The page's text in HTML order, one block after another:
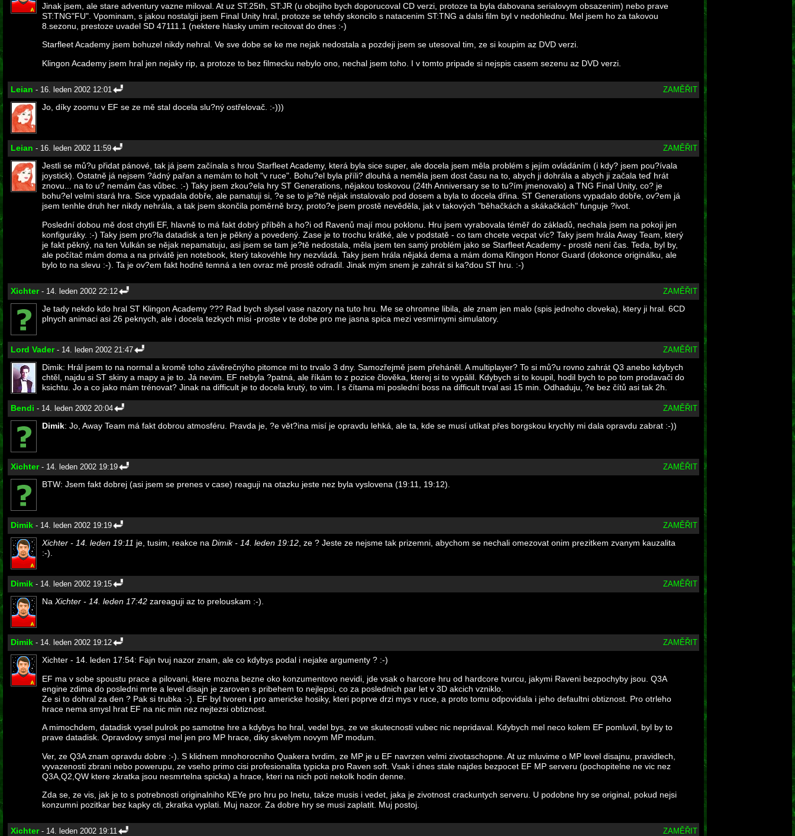
Jinak jsem, ale stare adventury vazne miloval. At uz ST:25th, ST:JR (u obojiho bych doporucoval CD verzi, protoze ta byla dabovana serialovym obsazenim) nebo prave
ST:TNG"FU". Vpominam, s jakou nostalgii jsem Final Unity hral, protoze se tehdy skoncilo s natacenim ST:TNG a dalsi film byl v nedohlednu. Mel jsem ho za takovou
8.sezonu, prestoze uvadel SD 47111.1 (nektere hlasky umim recitovat do dnes :-)
Starfleet Academy jsem bohuzel nikdy nehral. Ve sve dobe se ke me nejak nedostala a pozdeji jsem se utesoval tim, ze si koupim az DVD verzi.
Klingon Academy jsem hral jen nejaky rip, a protoze to bez filmecku nebylo ono, nechal jsem toho. I v tomto pripade si nejspis casem sezenu az DVD verzi.
Leian - 16. leden 2002 12:01 ZAMĚŘIT
Jo, díky zoomu v EF se ze mě stal docela slu?ný ostřelovač. :-)))
Leian - 16. leden 2002 11:59 ZAMĚŘIT
Jestli se mů?u přidat pánové, tak já jsem začínala s hrou Starfleet Academy, která byla sice super, ale docela jsem měla problém s jejím ovládáním (i kdy? jsem pou?ívala
joystick). Ostatně já nejsem ?ádný pařan a nemám to holt "v ruce". Bohu?el byla příli? dlouhá a neměla jsem dost času na to, abych ji dohrála a abych ji začala teď hrát
znovu... na to u? nemám čas vůbec. :-) Taky jsem zkou?ela hry ST Generations, nějakou toskovou (24th Anniversary se to tu?ím jmenovalo) a TNG Final Unity, co? je
bohu?el velmi stará hra. Sice vypadala dobře, ale pamatuji si, ?e se to je?tě nějak instalovalo pod dosem a byla to docela dřina. ST Generations vypadalo dobře, ov?em já
jsem tenhle druh her nikdy nehrála, a tak jsem skončila poměrně brzy, proto?e jsem prostě nevěděla, jak v takových "běhačkách a skákačkách" funguje ?ivot.
Poslední dobou mě dost chytli EF, hlavně to má fakt dobrý příběh a ho?i od Ravenů mají mou poklonu. Hru jsem vyrabovala téměř do základů, nechala jsem na pokoji jen
konfiguráky. :-) Taky jsem pro?la datadisk a ten je pěkný a povedený. Zase je to trochu krátké, ale v podstatě - co tam chcete vecpat víc? Taky jsem hrála Away Team, který
je fakt pěkný, na ten Vulkán se nějak nepamatuju, asi jsem se tam je?tě nedostala, měla jsem ten samý problém jako se Starfleet Academy - prostě není čas. Teda, byl by,
ale počítač mám doma a na privátě jen notebook, který takovéhle hry nezvládá. Taky jsem hrála nějaká dema a mám doma Klingon Honor Guard (dokonce originálku, ale
bylo to na slevu :-). Ta je ov?em fakt hodně temná a ten ovraz mě prostě odradil. Jinak mým snem je zahrát si ka?dou ST hru. :-)
Xichter- 14. leden 2002 22:12 ZAMĚŘIT
Je tady nekdo kdo hral ST Klingon Academy ??? Rad bych slysel vase nazory na tuto hru. Me se ohromne libila, ale znam jen malo (spis jednoho cloveka), ktery ji hral. 6CD
plnych animaci asi 26 peknych, ale i docela tezkych misi -proste v te dobe pro me jasna spica mezi vesmirnymi simulatory.
Lord Vader- 14. leden 2002 21:47 ZAMĚŘIT
Dimik: Hrál jsem to na normal a kromě toho závěrečnýho pitomce mi to trvalo 3 dny. Samozřejmě jsem přeháněl. A multiplayer? To si mů?u rovno zahrát Q3 anebo kdybych
chtěl, najdu si ST skiny a mapy a je to. Já nevim. EF nebyla ?patná, ale říkám to z pozice člověka, kterej si to vypálil. Kdybych si to koupil, hodil bych to po tom prodavači do
ksichtu. Jo a co jako mám trénovat? Jinak na difficult je to docela krutý, to vim. I s čítama mi poslední boss na difficult trval asi 15 min. Odhaduju, ?e bez čítů asi tak 2h.
Bendi - 14. leden 2002 20:04 ZAMĚŘIT
Dimik: Jo, Away Team má fakt dobrou atmosféru. Pravda je, ?e vět?ina misí je opravdu lehká, ale ta, kde se musí utíkat přes borgskou krychly mi dala opravdu zabrat :-))
Xichter- 14. leden 2002 19:19 ZAMĚŘIT
BTW: Jsem fakt dobrej (asi jsem se prenes v case) reaguji na otazku jeste nez byla vyslovena (19:11, 19:12).
Dimik - 14. leden 2002 19:19 ZAMĚŘIT
Xichter - 14. leden 19:11 je, tusim, reakce na Dimik - 14. leden 19:12, ze ? Jeste ze nejsme tak prizemni, abychom se nechali omezovat onim prezitkem zvanym kauzalita
:-).
Dimik - 14. leden 2002 19:15 ZAMĚŘIT
Na Xichter - 14. leden 17:42 zareaguji az to prelouskam :-).
Dimik - 14. leden 2002 19:12 ZAMĚŘIT
Xichter - 14. leden 17:54: Fajn tvuj nazor znam, ale co kdybys podal i nejake argumenty ? :-)
EF ma v sobe spoustu prace a pilovani, ktere mozna bezne oko konzumentovo nevidi, jde vsak o harcore hru od hardcore tvurcu, jakymi Raveni bezpochyby jsou. Q3A
engine zdima do posledni mrte a level disajn je zaroven s pribehem to nejlepsi, co za poslednich par let v 3D akcich vzniklo.
Ze si to dohral za den ? Pak si trubka :-). EF byl tvoren i pro americke hosiky, kteri poprve drzi mys v ruce, a proto tomu odpovidala i jeho defaultni obtiznost. Pro otrleho
hrace nema smysl hrat EF na nic min nez nejtezsi obtiznost.
A mimochdem, datadisk vysel pulrok po samotne hre a kdybys ho hral, vedel bys, ze ve skutecnosti vubec nic nepridaval. Kdybych mel neco kolem EF pomluvil, byl by to
prave datadisk. Opravdovy smysl mel jen pro MP hrace, diky skvelym novym MP modum.
Ver, ze Q3A znam opravdu dobre :-). S klidnem mnohorocniho Quakera tvrdim, ze MP je u EF navrzen velmi zivotaschopne. At uz mluvime o MP level disajnu, pravidlech,
vyvazenosti zbrani nebo powerupu, ze vseho primo cisi profesionalita typicka pro Raven soft. Vsak i dnes stale najdes bezpocet EF MP serveru (pochopitelne ne vic nez
Q3A,Q2,QW ktere zkratka jsou nesmrtelna spicka) a hrace, kteri na nich poti nekolk hodin denne.
Zda se, ze vis, jak je to s potrebnosti originalniho KEYe pro hru po Inetu, takze musis i vedet, jaka je zivotnost crackuntych serveru. U podobne hry se original, pokud nejsi
konzumni pozitkar bez kapky cti, zkratka vyplati. Muj nazor. Za dobre hry se musi zaplatit. Muj postoj.
Xichter- 14. leden 2002 19:11 ZAMĚŘIT